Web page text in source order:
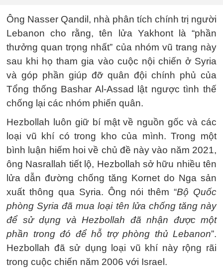
Ông Nasser Qandil, nhà phân tích chính trị người
Lebanon cho rằng, tên lửa Yakhont là “phần
thưởng quan trọng nhất” của nhóm vũ trang này
sau khi họ tham gia vào cuộc nội chiến ở Syria
và góp phần giúp đỡ quân đội chính phủ của
Tổng thống Bashar Al-Assad lật ngược tình thế
chống lại các nhóm phiến quân.
Hezbollah luôn giữ bí mật về nguồn gốc và các
loại vũ khí có trong kho của mình. Trong một
bình luận hiếm hoi về chủ đề này vào năm 2021,
ông Nasrallah tiết lộ, Hezbollah sở hữu nhiều tên
lửa dẫn đường chống tăng Kornet do Nga sản
xuất thông qua Syria. Ông nói thêm “Bộ Quốc
phòng Syria đã mua loại tên lửa chống tăng này
để sử dụng và Hezbollah đã nhận được một
phần trong đó để hỗ trợ phòng thủ Lebanon”.
Hezbollah đã sử dụng loại vũ khí này rộng rãi
trong cuộc chiến năm 2006 với Israel.